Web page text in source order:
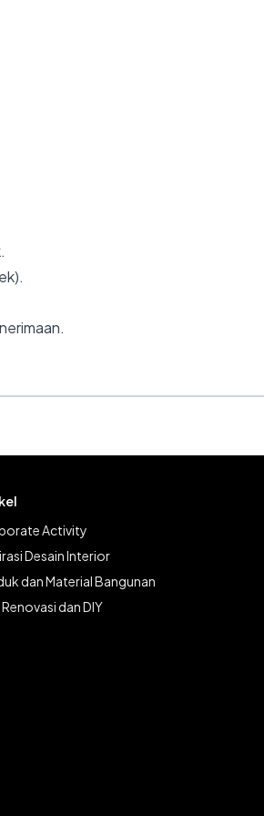
Activity
Desain Interior
dan Material Bangunan
dan DIY